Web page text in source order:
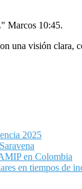
" Marcos 10:45.
una visión
2025
en Colombia
en tiempos de